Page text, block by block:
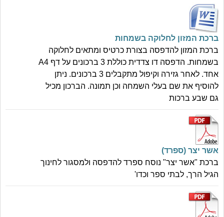
ברכת המזון לחלוקה בשמחות
ברכת המזון להדפסה בצורת כרטיס ומתאים לחלוקה
בשמחות. הדפסה דו צדדית כוללת 3 ברכונים על דף A4
אחד. לאחר גזירה וקיפול מתקבלים 3 ברכונים. ניתן
להוסיף את שם בעלי השמחה וכן תמונה. הברכון מכיל
גם שבע ברכות
אשר יצר (ספרד)
ברכת "אשר יצר" נוסח ספרד להדפסה ולמסגור לחינוך
הגיל הרך, לבתי ספר וכדו'